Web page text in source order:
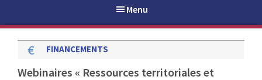
c
e
Menu
PAYS / PETR
FINANCEMENTS
Webinaires « Ressources territoriales et